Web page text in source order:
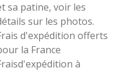
sa patine, voir les
sur les photos.
d'expédition offerts
la France
à